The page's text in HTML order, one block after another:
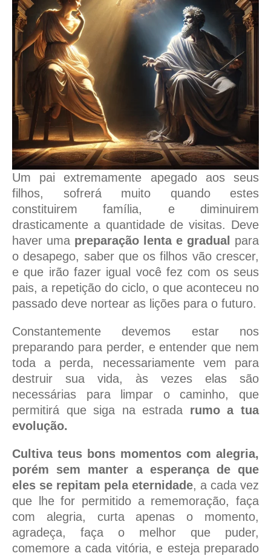
Um pai extremamente apegado aos seus
filhos, sofrerá muito quando estes
constituirem família, e diminuirem
drasticamente a quantidade de visitas. Deve
haver uma preparação lenta e gradual para
o desapego, saber que os filhos vão crescer,
e que irão fazer igual você fez com os seus
pais, a repetição do ciclo, o que aconteceu no
passado deve nortear as lições para o futuro.
Constantemente devemos estar nos
preparando para perder, e entender que nem
toda a perda, necessariamente vem para
destruir sua vida, às vezes elas são
necessárias para limpar o caminho, que
permitirá que siga na estrada rumo a tua
evolução.
Cultiva teus bons momentos com alegria,
porém sem manter a esperança de que
eles se repitam pela eternidade, a cada vez
que lhe for permitido a rememoração, faça
com alegria, curta apenas o momento,
agradeça, faça o melhor que puder,
comemore a cada vitória, e esteja preparado